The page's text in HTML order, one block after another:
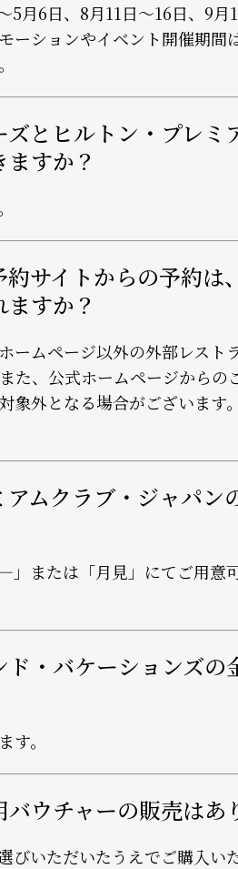
5月6日、8月11日～16日、9月
ーションやイベント開催期間
ズとヒルトン・プレミ
すか？
サイトからの予約は
すか？
ームページ以外の外部レスト
た、公式ホームページからの
象外となる場合がございます
アムクラブ・ジャパン
」または「月見」にてご用意
ド・バケーションズの
す。
ウチャーの販売はあ
びいただいたうえでご購入い